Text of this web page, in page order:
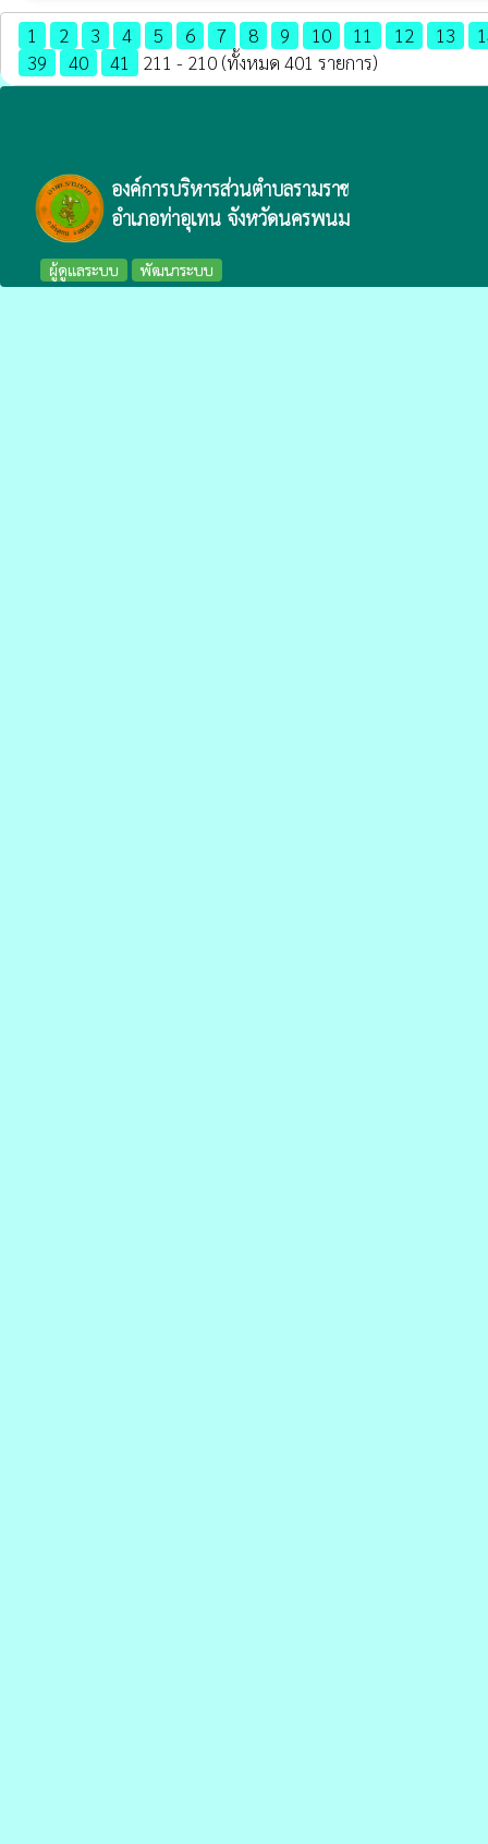
1 2 3 4 5 6 7 8 9 10 11 12 13
39
40 41 211 - 210 (ทั้งหมด 401 รายการ)
องค์การบริหารส่วนตำบลรามราช
อำเภอท่าอุเทน จังหวัดนครพนม
ผู้ดูแลระบบ พัฒนาระบบ